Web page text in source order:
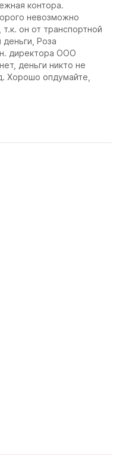
контора.
невозможно
он от транспортной
Роза
директора ООО
деньги никто не
Хорошо опдумайте,